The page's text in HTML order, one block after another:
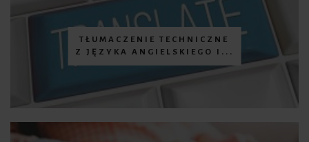
TŁUMACZENIE TECHNICZNE
Z JĘZYKA ANGIELSKIEGO I...